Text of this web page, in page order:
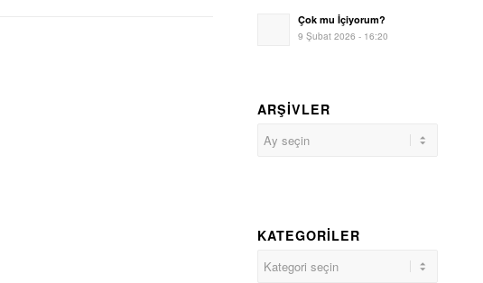
Çok mu İçiyorum?
9 Şubat 2026 - 16:20
ARŞIVLER
KATEGORILER